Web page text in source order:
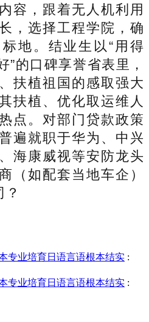
容，跟着无人机利用
，选择工程学院，确
地。结业生以“用得
”的口碑享誉省表里，
扶植祖国的感取强大
扶植、优化取运维人
点。对部门贷款政策
遍就职于华为、中兴
海康威视等安防龙头
（如配套当地车企）
专业培育日语言语根本结实 :
专业培育日语言语根本结实 :